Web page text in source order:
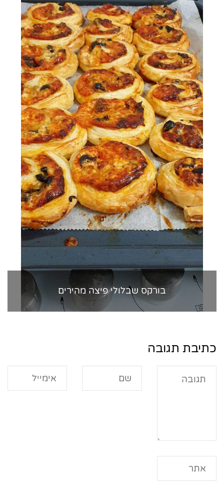
בורקס שבלולי פיצה מהירים
כתיבת תגובה